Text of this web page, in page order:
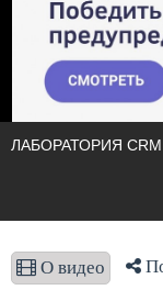
ЛАБОРАТОРИЯ CRM
О видео